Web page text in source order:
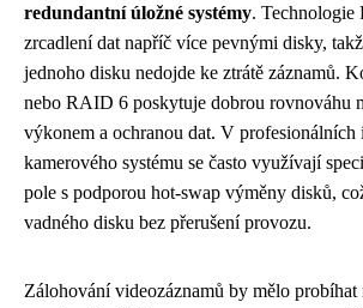
redundantní úložné systémy.
zrcadlení dat napříč více pevnými disky,
jednoho disku nedojde ke ztrátě záznamů.
nebo RAID 6 poskytuje dobrou rovnováhu
výkonem a ochranou dat. V profesionálních
kamerového systému se často využívají
pole s podporou hot-swap výměny disků,
vadného disku bez přerušení provozu.
Zálohování videozáznamů by mělo